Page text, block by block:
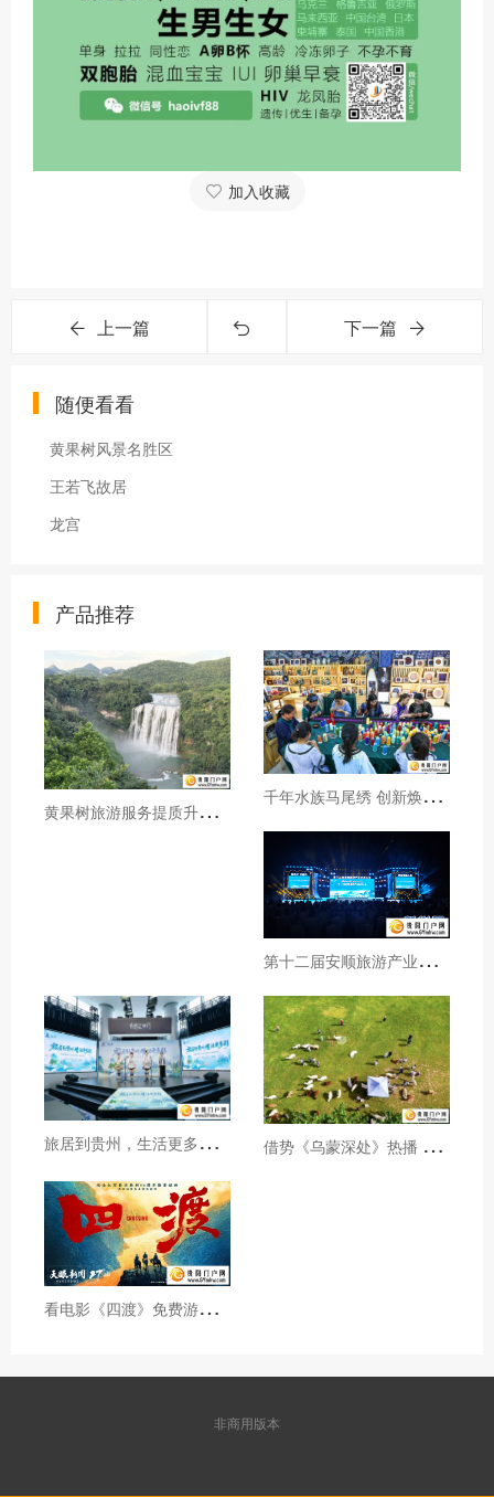
加入收藏
上一篇 下一篇
随便看看
黄果树风景名胜区
王若飞故居
龙宫
产品推荐
黄
果树旅游服务提质升级暖心护航游客行程 千
年水族马尾绣 创新焕发新生机
第
十二届安顺旅游产业发展大会开幕
旅
居到贵州，生活更多彩！贵旅集团2026年夏季产品推介会在沪举行 借
势《乌蒙深处》热播 黔西市推动影视流量变游客“留量”
看
电影《四渡》免费游贵州A级景区、领500元票根消费券
非商用版本